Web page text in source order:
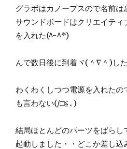
グラボはカノープスので名前は
サウンドボードはクリエイティ
を入れた(^-^*)
んで数日後に到着ヾ(＾∇＾)し
わくわくしつつ電源を入れたの
も言わない(/□≦､)
結局ほとんどのパーツをばらし
起動しました・・どこか差し込